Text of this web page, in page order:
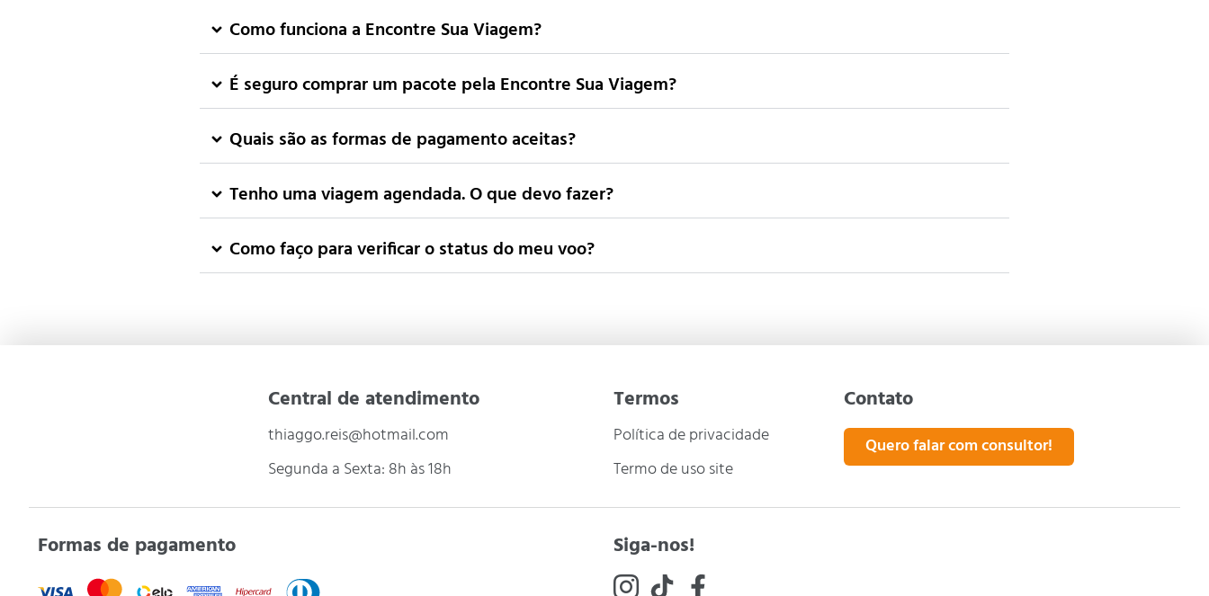
Como funciona a Encontre Sua Viagem?
É seguro comprar um pacote pela Encontre Sua Viagem?
Quais são as formas de pagamento aceitas?
Tenho uma viagem agendada. O que devo fazer?
Como faço para verificar o status do meu voo?
Central de atendimento
thiaggo.reis@hotmail.com
Segunda a Sexta: 8h às 18h
Termos
Política de privacidade
Termo de uso site
Contato
Quero falar com consultor!
Formas de pagamento Siga-nos!